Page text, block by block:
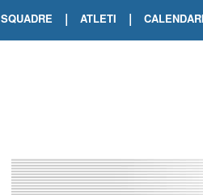
SQUADRE | ATLETI |